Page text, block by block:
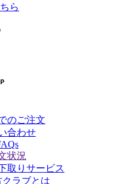
ら
のご注文
合わせ
状況
取りサービス
ラブとは